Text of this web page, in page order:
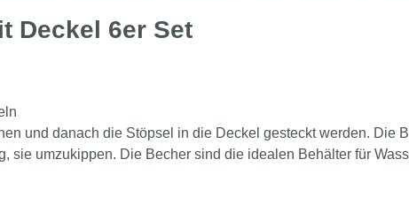
Deckel 6er Set
und danach die Stöpsel in die Deckel gesteckt werden. Die
sie umzukippen. Die Becher sind die idealen Behälter für